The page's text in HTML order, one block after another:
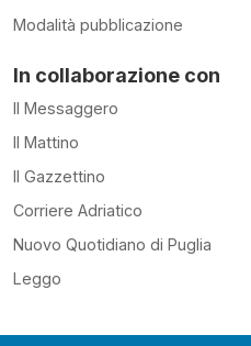
Modalità pubblicazione
In collaborazione con
Il Messaggero
Il Mattino
Il Gazzettino
Corriere Adriatico
Nuovo Quotidiano di Puglia
Leggo